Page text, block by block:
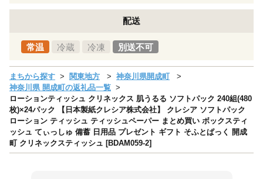
配送
常温 冷蔵 冷凍 別送不可
まちから探す 関東地方
神奈川県開成町
神奈川県 開成町の返礼品一覧
ローションティッシュ クリネックス 肌うるる ソフトパック 240組(480
枚)×24パック 【日本製紙クレシア株式会社】 クレシア ソフトパック
ローション ティッシュ ティッシュペーパー まとめ買い ボックスティ
ッシュ てぃっしゅ 備蓄 日用品 プレゼント ギフト そふとぱっく 開成
町 クリネックスティッシュ [BDAM059-2]